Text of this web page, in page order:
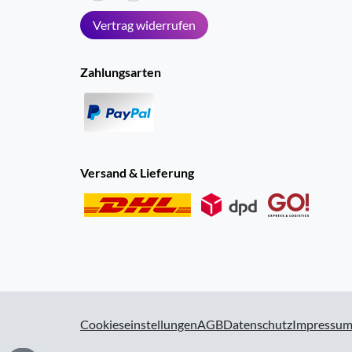
Vertrag widerrufen
Zahlungsarten
Versand & Lieferung
CookieseinstellungenAGBDatenschutzImpressum